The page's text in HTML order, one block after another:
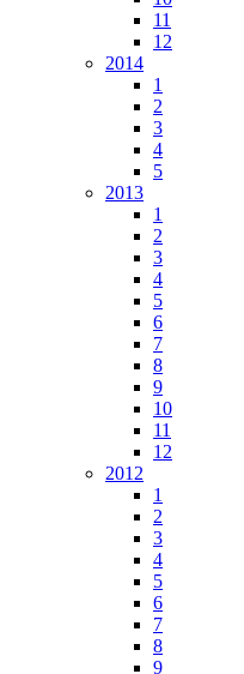
11
12
2014
1
2
3
4
5
2013
1
2
3
4
5
6
7
8
9
10
11
12
2012
1
2
3
4
5
6
7
8
9